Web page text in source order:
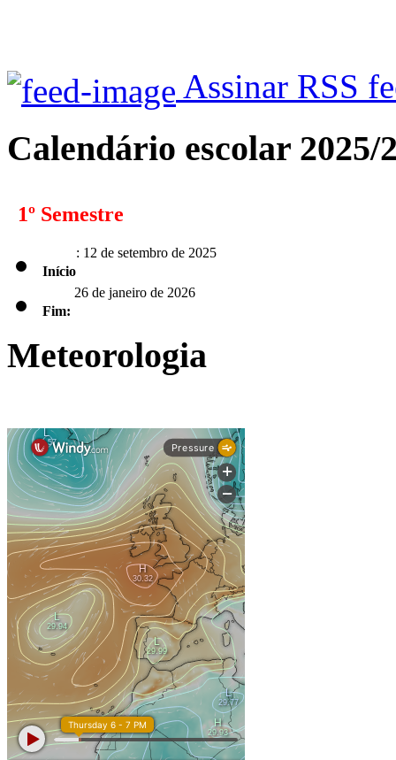
Assinar RSS
Calendário escolar 2025/
1º Semestre
Início: 12 de setembro de 2025
Fim: 26 de janeiro de 2026
2º Semestre
Fim:
5 de junhode 2026 para os alunos dos 9.º, 11.º e 12.º anos;
12 de junhode 2026 para os alunos dos 5.º, 6º, 7.º, 8.º e 10.º
30 de junhode 2026 – Pré-escolar e 1o ciclo;
CEF e Cursos Profissionais em conformidade com o
Interrupções
1ª: de 20 a 21 de novembro de 2025 >
Meteorologia